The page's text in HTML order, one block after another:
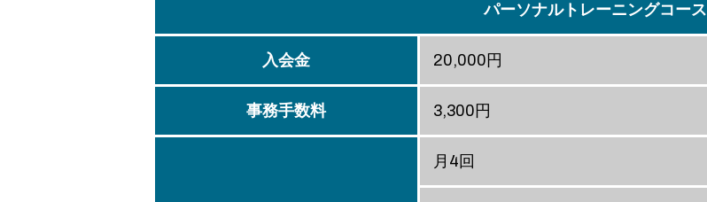
パーソナルトレーニングコース
入会金 20,000円
事務手数料 3,300円
月4回